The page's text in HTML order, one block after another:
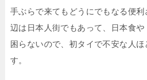
手ぶらで来てもどうにでもなる便利
辺は日本人街でもあって、日本食や
困らないので、初タイで不安な人ほ
す。